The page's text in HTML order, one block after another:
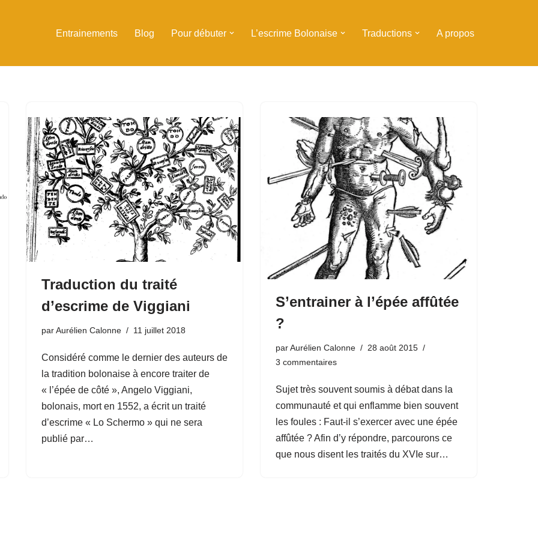
Entrainements Blog Pour débuter L’escrime Bolonaise Traductions A propos
Traduction du traité
d’escrime de Viggiani
parAurélien Calonne 11 juillet 2018
Considéré comme le dernier des auteurs de
la tradition bolonaise à encore traiter de
« l’épée de côté », Angelo Viggiani,
bolonais, mort en 1552, a écrit un traité
d’escrime « Lo Schermo » qui ne sera
publié par…
S’entrainer à l’épée affûtée
?
parAurélien Calonne
28 août 2015
3 commentaires
Sujet très souvent soumis à débat dans la
communauté et qui enflamme bien souvent
les foules : Faut-il s’exercer avec une épée
affûtée ? Afin d’y répondre, parcourons ce
que nous disent les traités du XVIe sur…